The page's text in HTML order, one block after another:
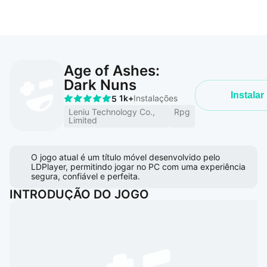
Age of Ashes:
Dark Nuns
5 1k+Instalações
Leniu Technology Co.,
Limited
Rpg
Instalar
O jogo atual é um título móvel desenvolvido pelo
LDPlayer, permitindo jogar no PC com uma experiência
segura, confiável e perfeita.
INTRODUÇÃO DO JOGO